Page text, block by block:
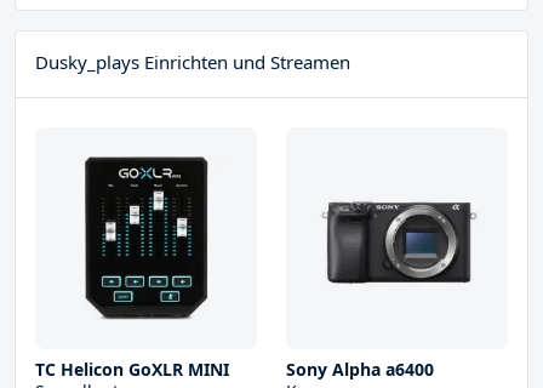
Dusky_plays Einrichten und Streamen
TC Helicon GoXLR MINI
Sony Alpha a6400